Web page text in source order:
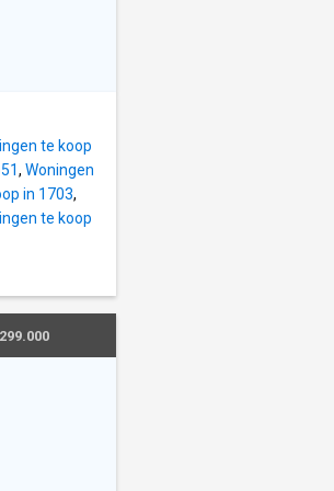
te koop
, Woningen
in 1703,
te koop